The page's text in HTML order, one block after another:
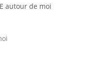
autour de moi